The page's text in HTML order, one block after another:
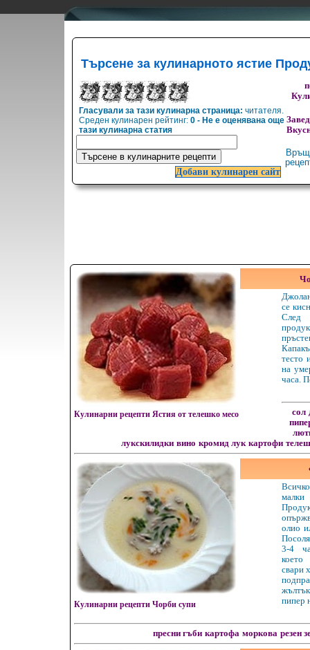
Търсене за кулинарното ястие
Гласували за тази кулинарна страница: читателя.
Среден кулинарен рейтинг: 0 - Не е оценявана още
тази кулинарна статия
Добави кулинарен сайт
Кулинарни рецепти Ястия от телешко месо
се
След
тесто
на
часа.
сол
лукскилидки вино кромид лук картофи
Кулинарни рецепти Чорби супи
олио
3-4
което
свари
пипер
пресни гъби картофа моркова резен